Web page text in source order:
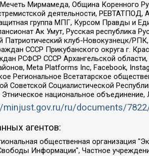
Мирмамеда, Община Коренного
деятельности,
группа МПГ, Курсом Правды и
Ак Умут, Русская республика
Патриотический клуб-Новокузнецк/
СССР Прикубанского округа г.
РСФСР СССР Архангельской
Meta Platforms Inc, Facebook,
Региональное Всетатарское
Советской Социалистической
Этническое национальное
minjust.gov.ru/ru/documents/
агентов:
организация "Фонд защиты гласности", Автономная некоммерческая организация "Институт прав человека", Городская общественная организация "Екатеринбургское общество "МЕМОРИАЛ", Городская общественная организация "Рязанское историко-просветительское и правозащитное общество "Мемориал" (Рязанский Мемориал), Челябинский региональный орган общественной самодеятельности – женское общественное объединение "Женщины Евразии", Челябинский региональный орган общественной самодеятельности "Уральская правозащитная группа", Фонд содействия защите здоровья и социальной справедливости имени Андрея Рылькова, Автономная Некоммерческая Организация "Аналитический Центр Юрия Левады", Автономная некоммерческая организация социальной поддержки населения "Проект Апрель", Региональная общественная организация помощи женщинам и детям, находящимся в кризисной ситуации "Информационно-методический центр "Анна", Фонд содействия развитию массовых коммуникаций и правовому просвещению "Так-так-Так", Фонд содействия устойчивому развитию "Серебряная тайга", Свердловский региональный общественный фонд социальных проектов "Новое время", "Idel.Реалии", Кавказ.Реалии, Крым.Реалии, Телеканал Настоящее Время, Татаро-башкирская служба Радио Свобода (Azatliq Radiosi), Радио Свободная Европа/Радио Свобода (PCE/PC), "Сибирь.Реалии", "Фактограф", Благотворительный фонд помощи осужденным и их семьям, Автономная некоммерческая организация "Институт глобализации и социальных движений", Фонд "В защиту прав заключенных", Частное учреждение "Центр поддержки и содействия развитию средств массовой информации", Пензенский региональный общественный благотворительный фонд "Гражданский союз", "Север.Реалии", Некоммерческая организация Фонд "Правовая инициатива", Общество с ограниченной ответственностью "Радио Свободная Европа/Радио Свобода", Чешское информационное агентство "MEDIUM-ORIENT", Красноярская региональная общественная организация "Мы против СПИДа", Камалягин Денис Николаевич, Маркелов Сергей Евгеньевич, Пономарев Лев Александрович, Савицкая Людмила Алексеевна, Автономная некоммерческая организация "Центр по работе с проблемой насилия "НАСИЛИЮ.НЕТ", Межрегиональный профессиональный союз работников здравоохранения "Альянс врачей", Юридическое лицо, зарегистрированное в Латвийской Республике, SIA "Medusa Project" (регистрационный номер 40103797863, дата регистрации 10.06.2014), Некоммерческая